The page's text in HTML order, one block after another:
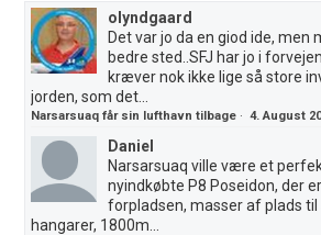
olyndgaard
Det var jo da en giod ide, men
bedre sted..SFJ har jo i
kræver nok ikke lige så store
jorden, som det...
Narsarsuaq får sin lufthavn tilbage ·4. August
Daniel
Narsarsuaq ville være et
nyindkøbte P8 Poseidon, der
forpladsen, masser af plads
hangarer, 1800m...